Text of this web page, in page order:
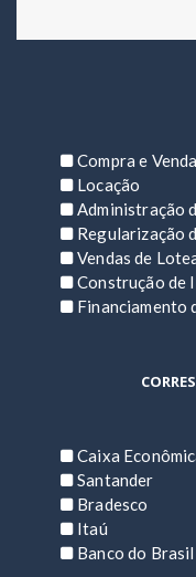
Compra e Venda
Locação
Administração
Regularização
Vendas de
Construção de
Financiamento
Caixa
Santander
Bradesco
Itaú
Banco do Brasil